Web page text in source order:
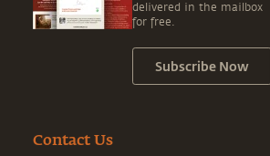
delivered in the mailbox
for free.
Subscribe Now
Contact Us